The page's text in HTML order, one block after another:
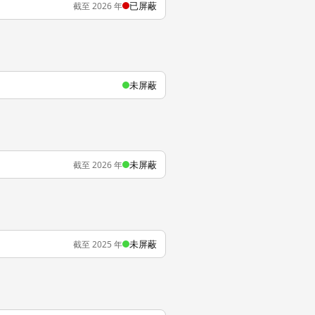
截至 2026 年 已屏蔽
未屏蔽
截至 2026 年 未屏蔽
截至 2025 年 未屏蔽